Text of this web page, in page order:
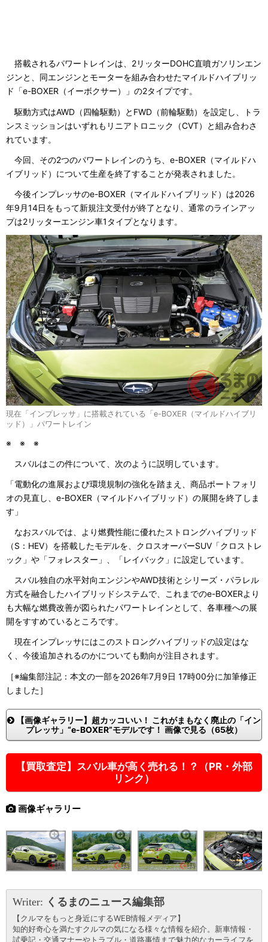
搭載されるパワートレインは、2リッターDOHC直噴ガソリンエン
ジンと、同エンジンとモーターを組み合わせたマイルドハイブリッ
ド「e-BOXER（イーボクサー）」の2タイプです。
駆動方式はAWD（四輪駆動）とFWD（前輪駆動）を設定し、トラ
ンスミッションはいずれもリニアトロニック（CVT）と組み合わさ
れています。
今回、その2つのパワートレインのうち、e-BOXER（マイルドハ
イブリッド）について生産を終了することが発表されました。
今後インプレッサのe-BOXER（マイルドハイブリッド）は2026
年9月14日をもって新規注文受付が終了となり、通常のラインアッ
プは2リッターエンジン車1タイプとなります。
現在「インプレッサ」に搭載されている「e-BOXER（マイルドハイブリ
ッド）」パワートレイン
※ ※ ※
スバルはこの件について、次のように説明しています。
「電動化の進展および環境規制の強化を踏まえ、商品ポートフォリ
オの見直し、e-BOXER（マイルドハイブリッド）の展開を終了しま
す」
なおスバルでは、より燃費性能に優れたストロングハイブリッド
（S：HEV）を搭載したモデルを、クロスオーバーSUV「クロストレ
ック」や「フォレスター」、「レイバック」に設定しています。
スバル独自の水平対向エンジンやAWD技術とシリーズ・パラレル
方式を融合したハイブリッドシステムで、これまでのe-BOXERより
も大幅な燃費改善が図られたパワートレインとして、各車種への展
開をすすめているところです。
現在インプレッサにはこのストロングハイブリッドの設定はな
く、今後追加されるのかについても動向が注目されます。
［※編集部注記：本文の一部を2026年7月9日 17時00分に加筆修正
しました］
【画像ギャラリー】超カッコいい！ これがまもなく廃止の「イン
プレッサ」“e-BOXER”モデルです！ 画像で見る（65枚）
【買取査定】スバル車が高く売れる！？（PR・外部
リンク）
画像ギャラリー
Writer: くるまのニュース編集部
【クルマをもっと身近にするWEB情報メディア】
知的好奇心を満たすクルマの気になる様々な情報を紹介。新車情報・
試乗記・交通マナーやトラブル・道路事情まで魅力的なカーライフを